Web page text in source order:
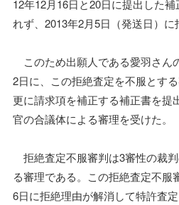
12年12月16日と20日に提出した
れず、2013年2月5日（発送日）に
このため出願人である愛羽さん
2日に、この拒絶査定を不服とす
更に請求項を補正する補正書を提
官の合議体による審理を受けた。
拒絶査定不服審判は3審性の裁
る審理である。この拒絶査定不服
6日に拒絶理由が解消して特許査